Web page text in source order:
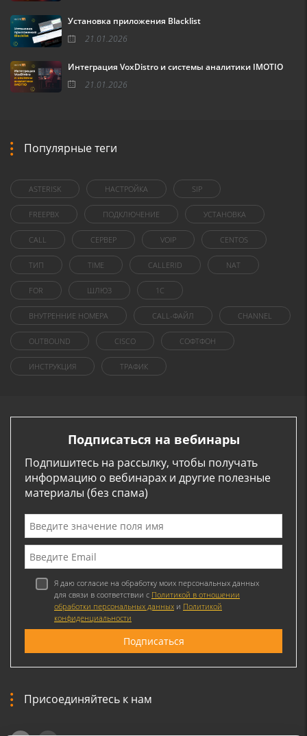
Установка приложения Blacklist
21.01.2026
Интеграция VoxDistro и системы аналитики IMOTIO
21.01.2026
Популярные теги
ASTERISK НАСТРОЙКА SIP
FREEPBX ПОДКЛЮЧЕНИЕ УСТАНОВКА
CALL СЕРВЕР VOIP CENTOS
ТИП TIME CALLERID NAT
FOR ШЛЮЗ 1C
ВНУТРЕННИЕ НОМЕРА CALL-ФАЙЛ CHANNEL
OUTBOUND CISCO СОФТФОН
ИНСТРУКЦИЯ ТРАФИК
Подписаться на вебинары
Подпишитесь на рассылку, чтобы получать
информацию о вебинарах и другие полезные
материалы (без спама)
Я даю согласие на обработку моих персональных данных
для связи в соответствии с Политикой в отношении
обработки персональных данных и Политикой
конфиденциальности
Присоединяйтесь к нам